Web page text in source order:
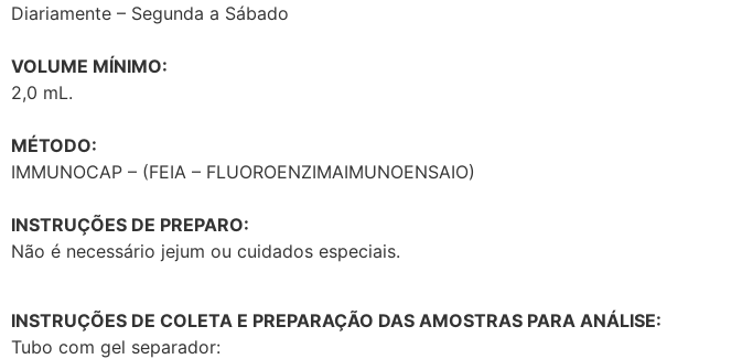
Diariamente – Segunda a Sábado
VOLUME MÍNIMO:
2,0 mL.
MÉTODO:
IMMUNOCAP – (FEIA – FLUOROENZIMAIMUNOENSAIO)
INSTRUÇÕES DE PREPARO:
Não é necessário jejum ou cuidados especiais.
INSTRUÇÕES DE COLETA E PREPARAÇÃO DAS AMOSTRAS PARA ANÁLISE:
Tubo com gel separador: